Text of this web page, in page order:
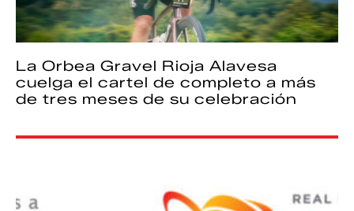
La Orbea Gravel Rioja Alavesa
cuelga el cartel de completo a más
de tres meses de su celebración